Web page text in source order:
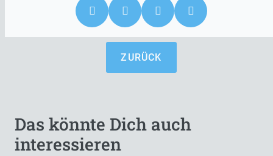
ZURÜCK
Das könnte Dich auch
interessieren